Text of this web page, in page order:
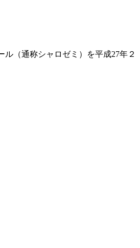
（通称シャロゼミ）を平成27年２